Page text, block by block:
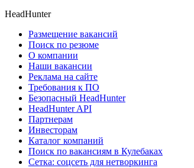
HeadHunter
Размещение вакансий
Поиск по резюме
О компании
Наши вакансии
Реклама на сайте
Требования к ПО
Безопасный HeadHunter
HeadHunter API
Партнерам
Инвесторам
Каталог компаний
Поиск по вакансиям в Кулебаках
Сетка: соцсеть для нетворкинга